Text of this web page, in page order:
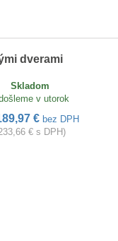
dverami
Skladom
v utorok
€ bez DPH
€ s DPH)